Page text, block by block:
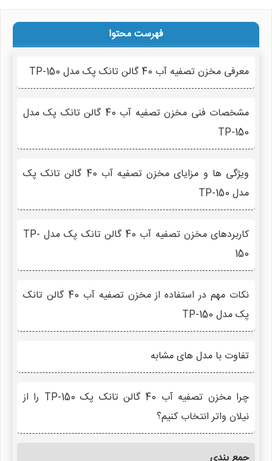
فهرست محتوا
معرفی مخزن تصفیه آب 40 گالن تانک پک مدل TP-150
مشخصات فنی مخزن تصفیه آب 40 گالن تانک پک مدل
TP-150
ویژگی ها و مزایای مخزن تصفیه آب 40 گالن تانک پک
مدل TP-150
کاربردهای مخزن تصفیه آب 40 گالن تانک پک مدل TP-
150
نکات مهم در استفاده از مخزن تصفیه آب 40 گالن تانک
پک مدل TP-150
تفاوت با مدل های مشابه
چرا مخزن تصفیه آب 40 گالن تانک پک TP-150 را از
نیلان واتر انتخاب کنیم؟